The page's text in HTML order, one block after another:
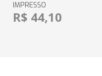
IMPRESSO
R$ 44,10